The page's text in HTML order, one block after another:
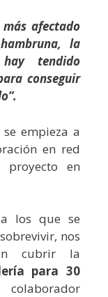
afectado
la
tendido
conseguir
empieza a
en red
en
los que se
nos
cubrir la
para 30